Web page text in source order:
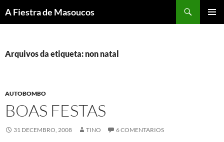
aoA Fiestra de Masoucos
Arquivos da etiqueta: non natal
AUTOBOMBO
BOAS FESTAS
31 DECEMBRO, 2008 TINO 6 COMENTARIOS